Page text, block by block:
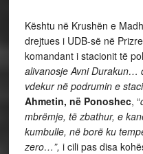
Kështu në Krushën e
drejtues i UDB-së në
komandant i stacionit të
alivanosje Avni Durakun…
vdekur në podrumin e
Ahmetin, në Ponoshec, “
mbrëmje, të zbathur, e
kumbulle, në borë ku
zero…”, i cili pas disa